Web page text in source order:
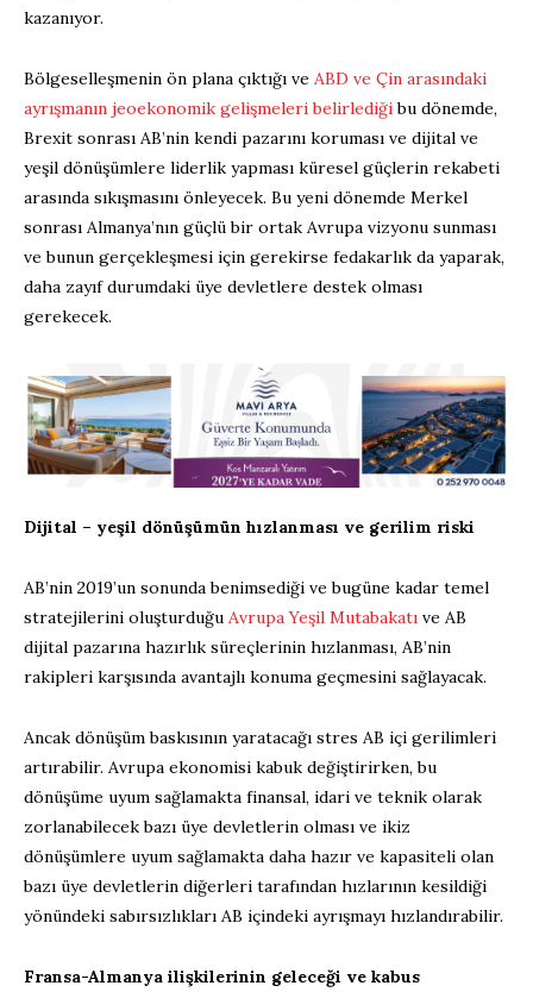
kazanıyor.
Bölgeselleşmenin ön plana çıktığı ve ABD ve Çin arasındaki
ayrışmanın jeoekonomik gelişmeleri belirlediğibu dönemde,
Brexit sonrası AB’nin kendi pazarını koruması ve dijital ve
yeşil dönüşümlere liderlik yapması küresel güçlerin rekabeti
arasında sıkışmasını önleyecek. Bu yeni dönemde Merkel
sonrası Almanya’nın güçlü bir ortak Avrupa vizyonu sunması
ve bunun gerçekleşmesi için gerekirse fedakarlık da yaparak,
daha zayıf durumdaki üye devletlere destek olması
gerekecek.
Dijital – yeşil dönüşümün hızlanması ve gerilim riski
AB’nin 2019’un sonunda benimsediği ve bugüne kadar temel
stratejilerini oluşturduğu Avrupa Yeşil Mutabakatı ve AB
dijital pazarına hazırlık süreçlerinin hızlanması, AB’nin
rakipleri karşısında avantajlı konuma geçmesini sağlayacak.
Ancak dönüşüm baskısının yaratacağı stres AB içi gerilimleri
artırabilir. Avrupa ekonomisi kabuk değiştirirken, bu
dönüşüme uyum sağlamakta finansal, idari ve teknik olarak
zorlanabilecek bazı üye devletlerin olması ve ikiz
dönüşümlere uyum sağlamakta daha hazır ve kapasiteli olan
bazı üye devletlerin diğerleri tarafından hızlarının kesildiği
yönündeki sabırsızlıkları AB içindeki ayrışmayı hızlandırabilir.
Fransa-Almanya ilişkilerinin geleceği ve kabus